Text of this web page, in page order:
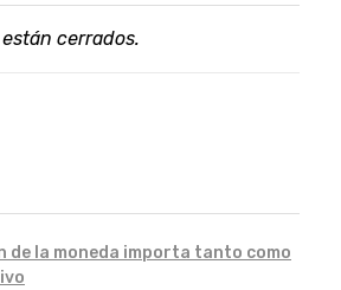
cerrados.
de la moneda importa tanto como